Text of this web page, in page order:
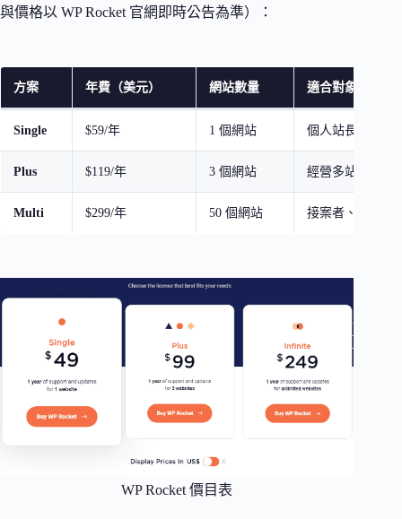
與價格以 WP Rocket 官網即時公告為準）：
方案 年費（美元） 網站數量 適合對象
Single $59/年 1 個網站 個人站長、部落
Plus $119/年 3 個網站 經營多站的小型
Multi $299/年 50 個網站 接案者、代理商
WP Rocket 價目表